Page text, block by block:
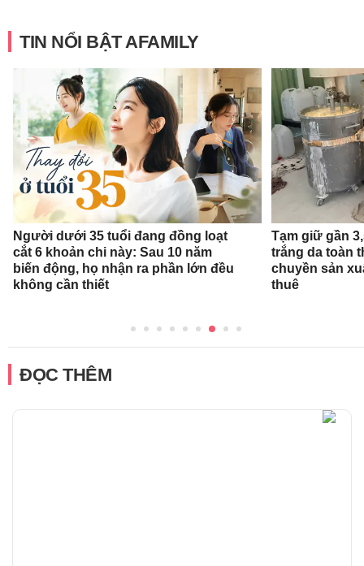
TIN NỔI BẬT AFAMILY
Người dưới 35 tuổi đang đồng loạt
cắt 6 khoản chi này: Sau 10 năm
biến động, họ nhận ra phần lớn đều
không cần thiết
Tạm giữ gần
trắng da toàn
chuyền sản
thuê
ĐỌC THÊM